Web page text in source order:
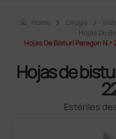
home Home Cirugía
Hojas De
Hojas De Bisturí Paragon
Hojas de
Estériles